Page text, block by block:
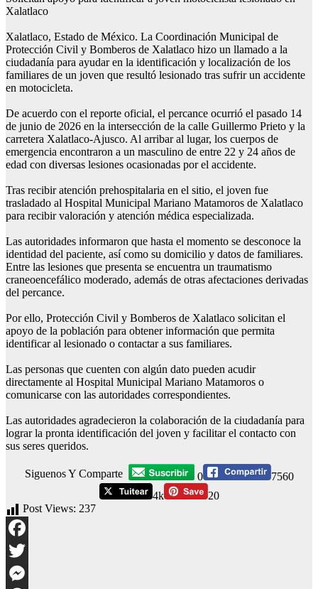
Xalatlaco
Xalatlaco, Estado de México. La Coordinación Municipal de
Protección Civil y Bomberos de Xalatlaco hizo un llamado a la
ciudadanía para ayudar en la identificación y localización de los
familiares de un joven que resultó lesionado tras sufrir un accidente
en motocicleta.
De acuerdo con el reporte oficial, el percance ocurrió el pasado 14
de junio de 2026 en la intersección de la calle Guillermo Prieto y la
carretera Xalatlaco-Ajusco. Al arribar al lugar, los cuerpos de
emergencia encontraron a un masculino de entre 22 y 24 años de
edad con diversas lesiones ocasionadas por el accidente.
Tras recibir atención prehospitalaria en el sitio, el joven fue
trasladado al Hospital Municipal Mariano Matamoros de Xalatlaco
para recibir valoración y atención médica especializada.
Las autoridades informaron que hasta el momento se desconoce la
identidad del paciente, así como su domicilio y datos de familiares.
Entre las lesiones que presenta se encuentra un traumatismo
craneoencefálico moderado, además de otras afectaciones derivadas
del percance.
Por ello, Protección Civil y Bomberos de Xalatlaco solicitan el
apoyo de la población para obtener información que permita
identificar al lesionado o contactar a sus familiares.
Las personas que cuenten con algún dato pueden acudir
directamente al Hospital Municipal Mariano Matamoros o
comunicarse con las autoridades correspondientes.
Las autoridades agradecieron la colaboración de la ciudadanía para
lograr la pronta identificación del joven y facilitar el contacto con
sus seres queridos.
Siguenos Y Comparte 0
7560
4k
20
Post Views: 237
Facebook
Twitter